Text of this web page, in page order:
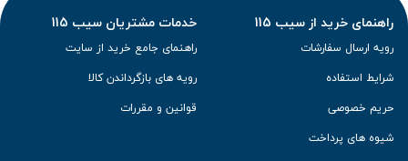
راهنمای خرید از سیب 115
رویه ارسال سفارشات
شرایط استفاده
حریم خصوصی
شیوه های پرداخت
خدمات مشتریان سیب 115
راهنمای جامع خرید از سایت
رویه های بازگرداندن کالا
قوانین و مقررات